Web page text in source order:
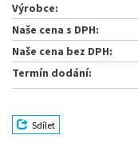
Výrobce:
Naše cena s DPH:
Naše cena bez DPH:
Termín dodání:
Sdílet